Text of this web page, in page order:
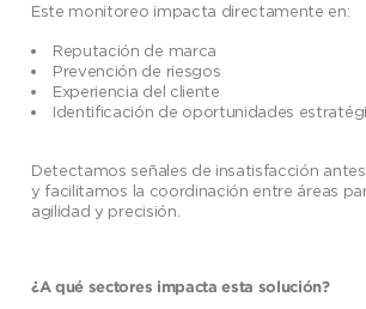
Este monitoreo impacta directamente en:
Reputación de marca
Prevención de riesgos
Experiencia del cliente
Identificación de oportunidades
Detectamos señales de insatisfacción
y facilitamos la coordinación entre áreas
agilidad y precisión.
¿A qué sectores impacta esta solución?